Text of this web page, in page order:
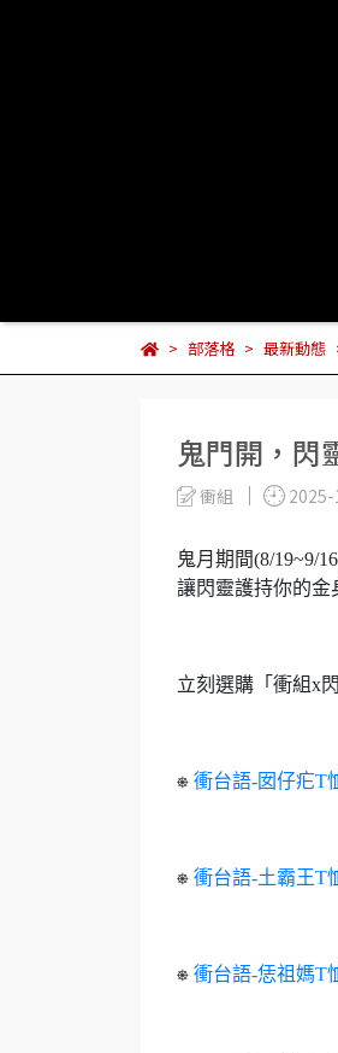
部落格 最新動態
鬼門開，閃
衝組
鬼月期間(8/19~9/
讓閃靈護持你的金
立刻選購「衝組x
⎈ 衝台語-囡仔疕T
⎈ 衝台語-土霸王T
⎈ 衝台語-恁祖媽T